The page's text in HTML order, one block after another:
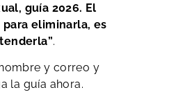
guía 2026. El
para eliminarla, es
.
y correo y
la guía ahora.